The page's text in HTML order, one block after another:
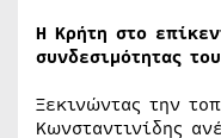
Η Κρήτη στο
συνδεσιμότητας
Ξεκινώντας την
Κωνσταντινίδης